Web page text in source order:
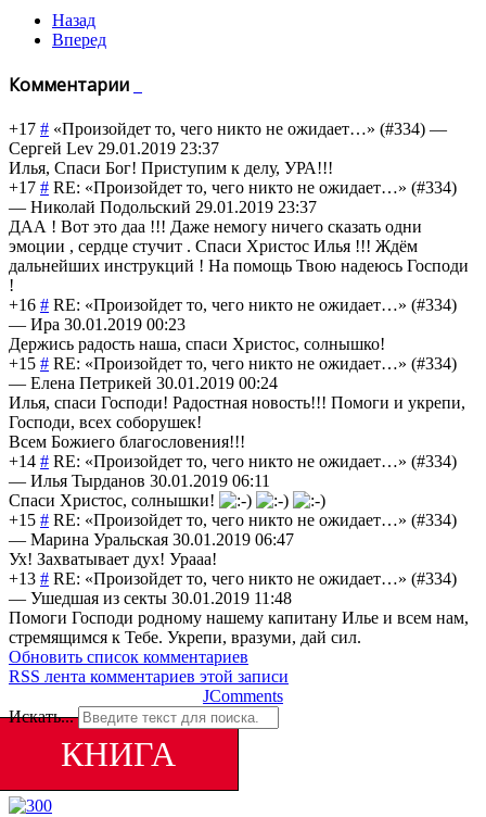
Назад
Вперед
Комментарии
+17 # «Произойдет то, чего никто не ожидает…» (#334) —
Сергей Lev 29.01.2019 23:37
Илья, Спаси Бог! Приступим к делу, УРА!!!
+17 # RE: «Произойдет то, чего никто не ожидает…» (#334)
— Николай Подольский 29.01.2019 23:37
ДАА ! Вот это даа !!! Даже немогу ничего сказать одни
эмоции , сердце стучит . Спаси Христос Илья !!! Ждём
дальнейших инструкций ! На помощь Твою надеюсь Господи
!
+16 # RE: «Произойдет то, чего никто не ожидает…» (#334)
— Ира 30.01.2019 00:23
Держись радость наша, спаси Христос, солнышко!
+15 # RE: «Произойдет то, чего никто не ожидает…» (#334)
— Елена Петрикей 30.01.2019 00:24
Илья, спаси Господи! Радостная новость!!! Помоги и укрепи,
Господи, всех соборушек!
Всем Божиего благословения!!!
+14 # RE: «Произойдет то, чего никто не ожидает…» (#334)
— Илья Тырданов 30.01.2019 06:11
Спаси Христос, солнышки!
+15 # RE: «Произойдет то, чего никто не ожидает…» (#334)
— Марина Уральская 30.01.2019 06:47
Ух! Захватывает дух! Урааа!
+13 # RE: «Произойдет то, чего никто не ожидает…» (#334)
— Ушедшая из секты 30.01.2019 11:48
Помоги Господи родному нашему капитану Илье и всем нам,
стремящимся к Тебе. Укрепи, вразуми, дай сил.
Обновить список комментариев
RSS лента комментариев этой записи
JComments
Искать...
КНИГА